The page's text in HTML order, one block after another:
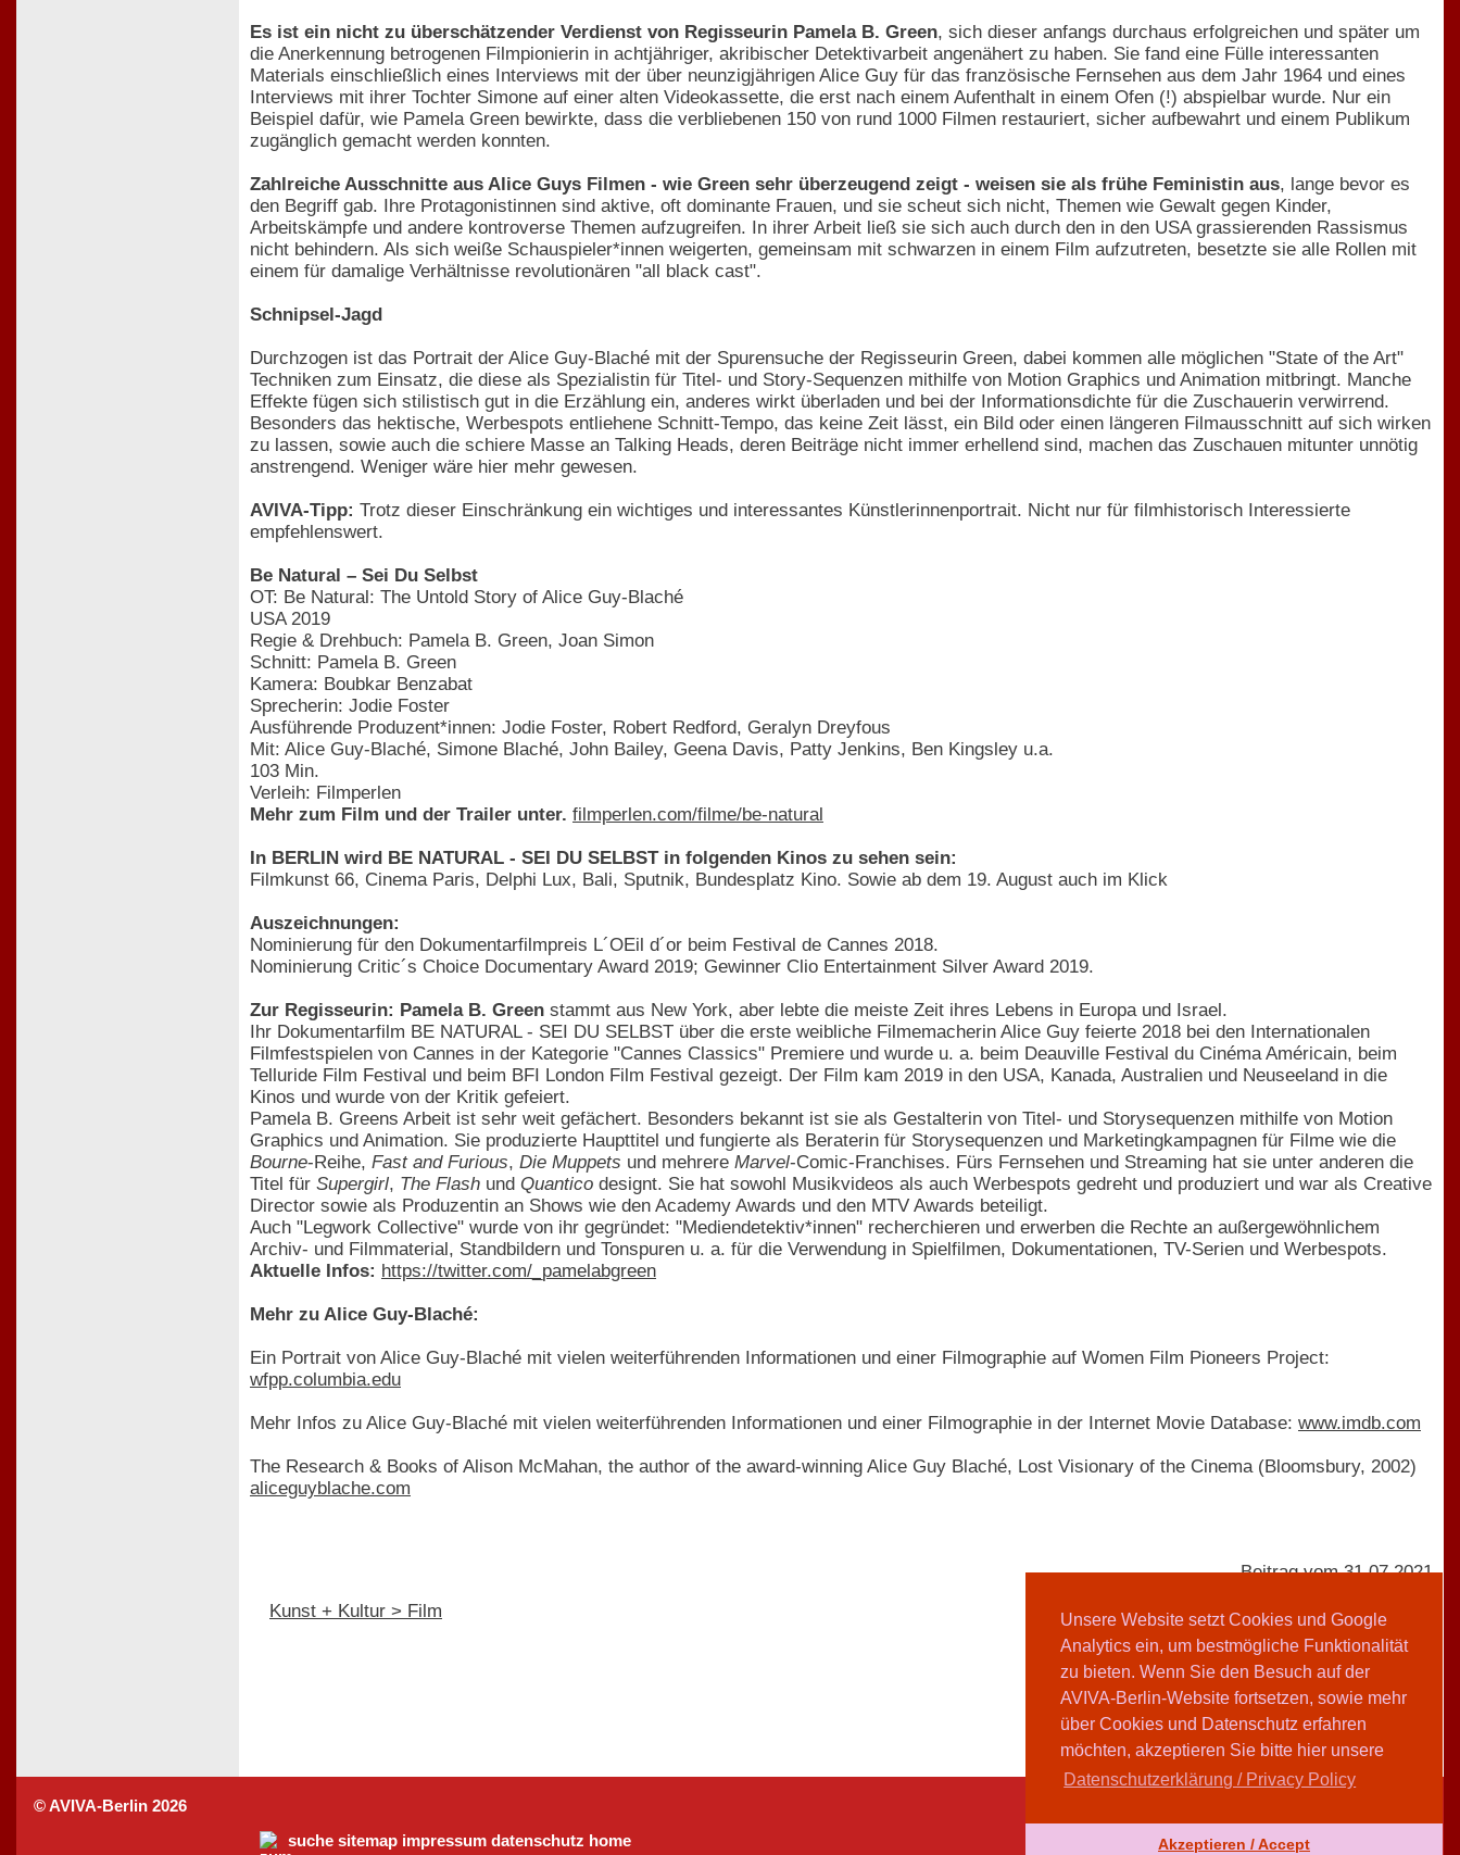
Unsere Website setzt Cookies und Google
Analytics ein, um bestmögliche Funktionalität
zu bieten. Wenn Sie den Besuch auf der
AVIVA-Berlin-Website fortsetzen, sowie mehr
über Cookies und Datenschutz erfahren
möchten, akzeptieren Sie bitte hier unsere
Datenschutzerklärung / Privacy Policy
Akzeptieren / Accept
Es ist ein nicht zu überschätzender Verdienst von Regisseurin Pamela B. Green, sich dieser anfangs durchaus erfolgreichen und später um
die Anerkennung betrogenen Filmpionierin in achtjähriger, akribischer Detektivarbeit angenähert zu haben. Sie fand eine Fülle interessanten
Materials einschließlich eines Interviews mit der über neunzigjährigen Alice Guy für das französische Fernsehen aus dem Jahr 1964 und eines
Interviews mit ihrer Tochter Simone auf einer alten Videokassette, die erst nach einem Aufenthalt in einem Ofen (!) abspielbar wurde. Nur ein
Beispiel dafür, wie Pamela Green bewirkte, dass die verbliebenen 150 von rund 1000 Filmen restauriert, sicher aufbewahrt und einem Publikum
zugänglich gemacht werden konnten.
Zahlreiche Ausschnitte aus Alice Guys Filmen - wie Green sehr überzeugend zeigt - weisen sie als frühe Feministin aus, lange bevor es
den Begriff gab. Ihre Protagonistinnen sind aktive, oft dominante Frauen, und sie scheut sich nicht, Themen wie Gewalt gegen Kinder,
Arbeitskämpfe und andere kontroverse Themen aufzugreifen. In ihrer Arbeit ließ sie sich auch durch den in den USA grassierenden Rassismus
nicht behindern. Als sich weiße Schauspieler*innen weigerten, gemeinsam mit schwarzen in einem Film aufzutreten, besetzte sie alle Rollen mit
einem für damalige Verhältnisse revolutionären "all black cast".
Schnipsel-Jagd
Durchzogen ist das Portrait der Alice Guy-Blaché mit der Spurensuche der Regisseurin Green, dabei kommen alle möglichen "State of the Art"
Techniken zum Einsatz, die diese als Spezialistin für Titel- und Story-Sequenzen mithilfe von Motion Graphics und Animation mitbringt. Manche
Effekte fügen sich stilistisch gut in die Erzählung ein, anderes wirkt überladen und bei der Informationsdichte für die Zuschauerin verwirrend.
Besonders das hektische, Werbespots entliehene Schnitt-Tempo, das keine Zeit lässt, ein Bild oder einen längeren Filmausschnitt auf sich wirken
zu lassen, sowie auch die schiere Masse an Talking Heads, deren Beiträge nicht immer erhellend sind, machen das Zuschauen mitunter unnötig
anstrengend. Weniger wäre hier mehr gewesen.
AVIVA-Tipp: Trotz dieser Einschränkung ein wichtiges und interessantes Künstlerinnenportrait. Nicht nur für filmhistorisch Interessierte
empfehlenswert.
Be Natural – Sei Du Selbst
OT: Be Natural: The Untold Story of Alice Guy-Blaché
USA 2019
Regie & Drehbuch: Pamela B. Green, Joan Simon
Schnitt: Pamela B. Green
Kamera: Boubkar Benzabat
Sprecherin: Jodie Foster
Ausführende Produzent*innen: Jodie Foster, Robert Redford, Geralyn Dreyfous
Mit: Alice Guy-Blaché, Simone Blaché, John Bailey, Geena Davis, Patty Jenkins, Ben Kingsley u.a.
103 Min.
Verleih: Filmperlen
Mehr zum Film und der Trailer unter. filmperlen.com/filme/be-natural
In BERLIN wird BE NATURAL - SEI DU SELBST in folgenden Kinos zu sehen sein:
Filmkunst 66, Cinema Paris, Delphi Lux, Bali, Sputnik, Bundesplatz Kino. Sowie ab dem 19. August auch im Klick
Auszeichnungen:
Nominierung für den Dokumentarfilmpreis L´OEil d´or beim Festival de Cannes 2018.
Nominierung Critic´s Choice Documentary Award 2019; Gewinner Clio Entertainment Silver Award 2019.
Zur Regisseurin: Pamela B. Green stammt aus New York, aber lebte die meiste Zeit ihres Lebens in Europa und Israel.
Ihr Dokumentarfilm BE NATURAL - SEI DU SELBST über die erste weibliche Filmemacherin Alice Guy feierte 2018 bei den Internationalen
Filmfestspielen von Cannes in der Kategorie "Cannes Classics" Premiere und wurde u. a. beim Deauville Festival du Cinéma Américain, beim
Telluride Film Festival und beim BFI London Film Festival gezeigt. Der Film kam 2019 in den USA, Kanada, Australien und Neuseeland in die
Kinos und wurde von der Kritik gefeiert.
Pamela B. Greens Arbeit ist sehr weit gefächert. Besonders bekannt ist sie als Gestalterin von Titel- und Storysequenzen mithilfe von Motion
Graphics und Animation. Sie produzierte Haupttitel und fungierte als Beraterin für Storysequenzen und Marketingkampagnen für Filme wie die
Bourne-Reihe, Fast and Furious, Die Muppets und mehrere Marvel-Comic-Franchises. Fürs Fernsehen und Streaming hat sie unter anderen die
Titel für Supergirl, The Flash und Quantico designt. Sie hat sowohl Musikvideos als auch Werbespots gedreht und produziert und war als Creative
Director sowie als Produzentin an Shows wie den Academy Awards und den MTV Awards beteiligt.
Auch "Legwork Collective" wurde von ihr gegründet: "Mediendetektiv*innen" recherchieren und erwerben die Rechte an außergewöhnlichem
Archiv- und Filmmaterial, Standbildern und Tonspuren u. a. für die Verwendung in Spielfilmen, Dokumentationen, TV-Serien und Werbespots.
Aktuelle Infos: https://twitter.com/_pamelabgreen
Mehr zu Alice Guy-Blaché:
Ein Portrait von Alice Guy-Blaché mit vielen weiterführenden Informationen und einer Filmographie auf Women Film Pioneers Project:
wfpp.columbia.edu
Mehr Infos zu Alice Guy-Blaché mit vielen weiterführenden Informationen und einer Filmographie in der Internet Movie Database: www.imdb.com
The Research & Books of Alison McMahan, the author of the award-winning Alice Guy Blaché, Lost Visionary of the Cinema (Bloomsbury, 2002)
aliceguyblache.com
Kunst + Kultur > Film
Beitrag vom 31.07.2021
AVIVA-Redaktion
Teilen
© AVIVA-Berlin 2026
suche sitemap impressum datenschutz home